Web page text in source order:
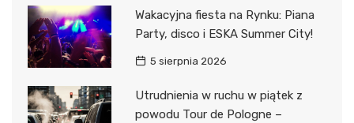
Wakacyjna fiesta na Rynku: Piana
Party, disco i ESKA Summer City!
5 sierpnia 2026
Utrudnienia w ruchu w piątek z
powodu Tour de Pologne –